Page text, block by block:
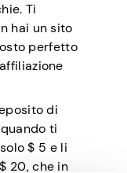
Ti
hai un sito
perfetto
di
ti
$ 5 e li
20, che in